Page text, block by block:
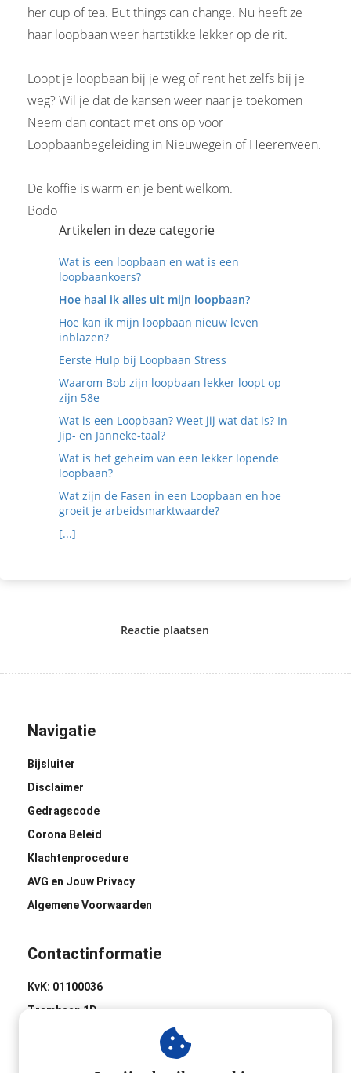
her cup of tea. But things can change. Nu heeft ze
haar loopbaan weer hartstikke lekker op de rit.
Loopt je loopbaan bij je weg of rent het zelfs bij je
weg? Wil je dat de kansen weer naar je toekomen
Neem dan contact met ons op voor
Loopbaanbegeleiding in Nieuwegein of Heerenveen.
De koffie is warm en je bent welkom.
Bodo
Artikelen in deze categorie
Wat is een loopbaan en wat is een
loopbaankoers?
Hoe haal ik alles uit mijn loopbaan?
Hoe kan ik mijn loopbaan nieuw leven
inblazen?
Eerste Hulp bij Loopbaan Stress
Waarom Bob zijn loopbaan lekker loopt op
zijn 58e
Wat is een Loopbaan? Weet jij wat dat is? In
Jip- en Janneke-taal?
Wat is het geheim van een lekker lopende
loopbaan?
Wat zijn de Fasen in een Loopbaan en hoe
groeit je arbeidsmarktwaarde?
[...]
Reactie plaatsen
Navigatie
Bijsluiter
Disclaimer
Gedragscode
Corona Beleid
Klachtenprocedure
AVG en Jouw Privacy
Algemene Voorwaarden
Contactinformatie
KvK: 01100036
Trambaan 1D